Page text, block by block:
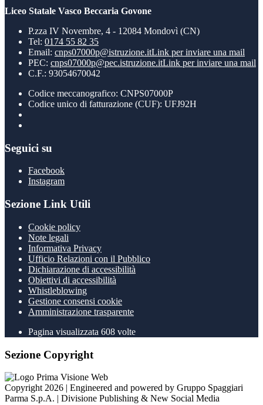
Liceo Statale Vasco Beccaria Govone
P.zza IV Novembre, 4 - 12084 Mondovì (CN)
Tel: 0174 55 82 35
Email: cnps07000p@istruzione.itLink per inviare una mail
PEC: cnps07000p@pec.istruzione.itLink per inviare una mail
C.F.: 93054670042
Codice meccanografico: CNPS07000P
Codice unico di fatturazione (CUF): UFJ92H
Seguici su
Facebook
Instagram
Sezione Link Utili
Cookie policy
Note legali
Informativa Privacy
Ufficio Relazioni con il Pubblico
Dichiarazione di accessibilità
Obiettivi di accessibilità
Whistleblowing
Gestione consensi cookie
Amministrazione trasparente
Pagina visualizzata 608 volte
Sezione Copyright
Copyright 2026 | Engineered and powered by Gruppo Spaggiari
Parma S.p.A. | Divisione Publishing & New Social Media